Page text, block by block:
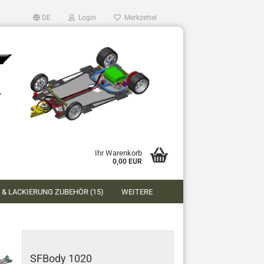
DE Login Merkzettel
Ihr Warenkorb
0,00 EUR
LACKIERUNG ZUBEHÖR (15) WEITERE
SFBody 1020